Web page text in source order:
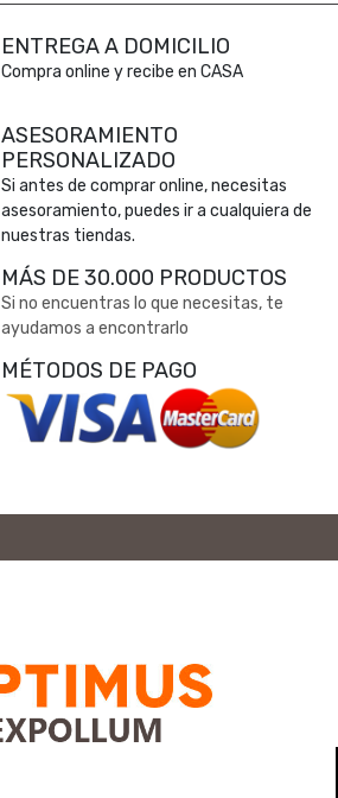
ENTREGA A DOMICILIO
Compra online y recibe en CASA
ASESORAMIENTO
PERSONALIZADO
Si antes de comprar online, necesitas
asesoramiento, puedes ir a cualquiera de
nuestras tiendas.
MÁS DE 30.000 PRODUCTOS
Si no encuentras lo que necesitas, te
ayudamos a encontrarlo
MÉTODOS DE PAGO